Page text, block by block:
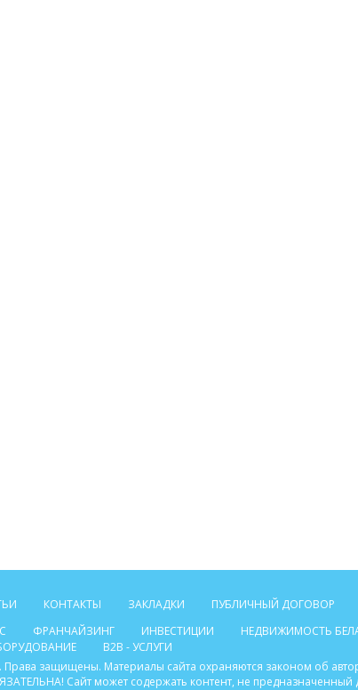
КОНТАКТЫ ЗАКЛАДКИ
ПУБЛИЧНЫЙ ДОГОВОР
ФРАНЧАЙЗИНГ ИНВЕСТИЦИИ
НЕДВИЖИМОСТЬ
B2B - УСЛУГИ
Права защищены. Материалы сайта охраняются законом об
Сайт может содержать контент, не предназначенный